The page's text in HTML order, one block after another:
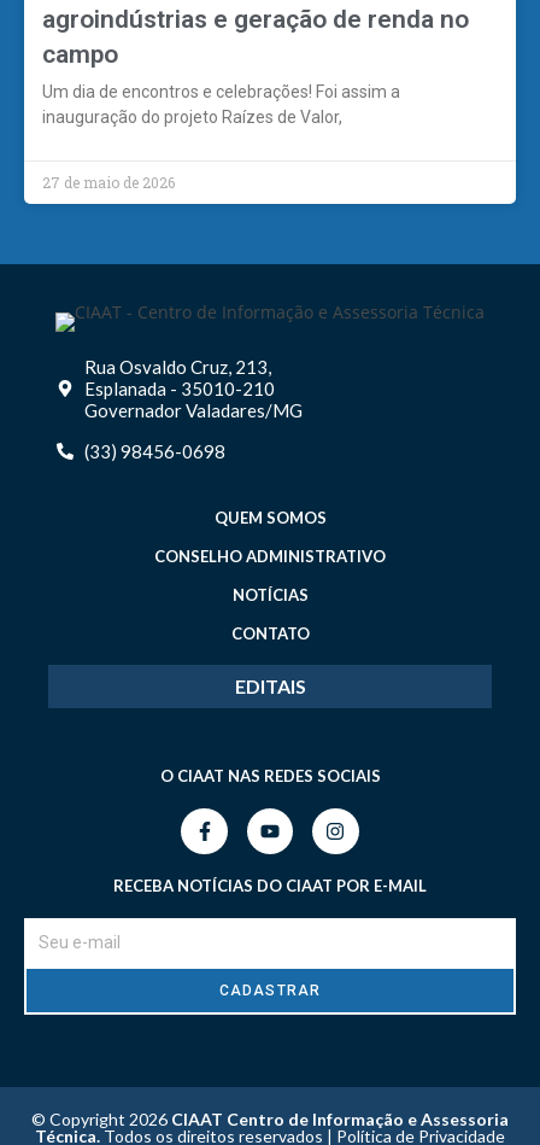
agroindústrias e geração de renda no
campo
Um dia de encontros e celebrações! Foi assim a
inauguração do projeto Raízes de Valor,
27 de maio de 2026
Rua Osvaldo Cruz, 213,
Esplanada - 35010-210
Governador Valadares/MG
(33) 98456-0698
QUEM SOMOS
CONSELHO ADMINISTRATIVO
NOTÍCIAS
CONTATO
EDITAIS
O CIAAT NAS REDES SOCIAIS
RECEBA NOTÍCIAS DO CIAAT POR E-MAIL
CADASTRAR
© Copyright 2026 CIAAT Centro de Informação e Assessoria
Técnica. Todos os direitos reservados | Política de Privacidade